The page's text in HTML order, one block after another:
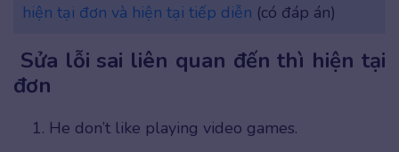
hiện tại đơn và hiện tại tiếp diễn (có đáp án)
Sửa lỗi sai liên quan đến thì hiện tại
đơn
He don’t like playing video games.